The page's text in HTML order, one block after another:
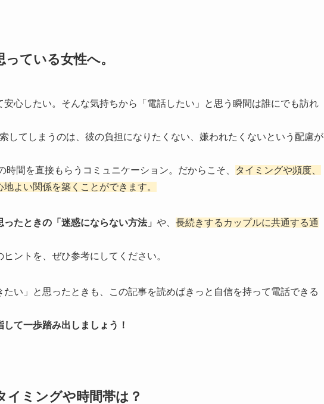
ている女性へ。
心したい。そんな気持ちから「電話したい」と思う瞬間は誰にでも訪れ
してしまうのは、彼の負担になりたくない、嫌われたくないという配慮が
間を直接もらうコミュニケーション。だからこそ、
タイミングや頻度、
よい関係を築くことができます。
たときの「迷惑にならない方法」 や、 長続きするカップルに共通する通
ントを、ぜひ参考にしてください。
たい」と思ったときも、この記事を読めばきっと自信を持って電話できる
て一歩踏み出しましょう！
イミングや時間帯は？